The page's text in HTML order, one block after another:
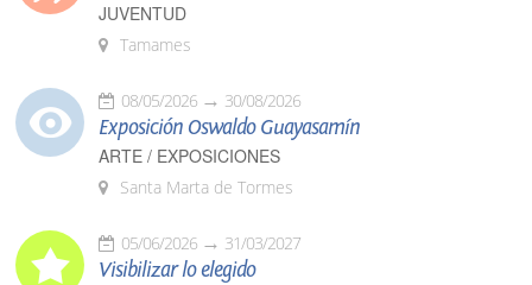
JUVENTUD
Tamames
08/05/2026 30/08/2026
Exposición Oswaldo Guayasamín
ARTE / EXPOSICIONES
Santa Marta de Tormes
05/06/2026 31/03/2027
Visibilizar lo elegido